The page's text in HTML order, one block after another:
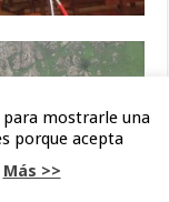
mostrarle una
porque acepta
Más >>